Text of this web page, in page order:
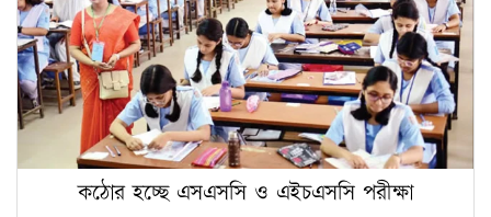
কঠোর হচ্ছে এসএসসি ও এইচএসসি পরীক্ষা